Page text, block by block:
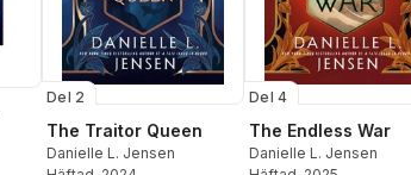
Del 2
The Traitor Queen
Danielle L. Jensen
Del 4
The Endless War
Danielle L. Jensen